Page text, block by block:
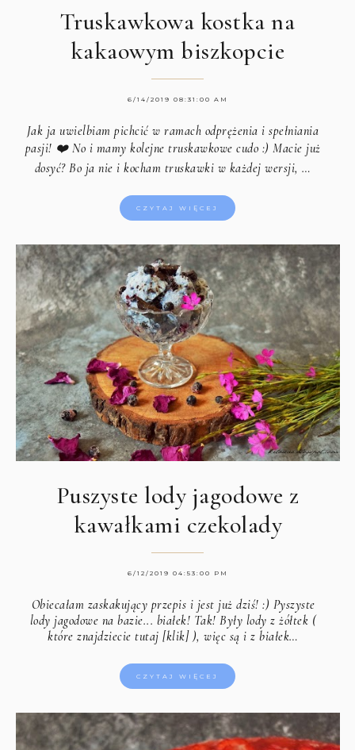
Truskawkowa kostka na
kakaowym biszkopcie
6/14/2019 08:31:00 AM
Jak ja uwielbiam pichcić w ramach odprężenia i spełniania
pasji! ❤️ No i mamy kolejne truskawkowe cudo :) Macie już
dosyć? Bo ja nie i kocham truskawki w każdej wersji, …
CZYTAJ WIĘCEJ
Puszyste lody jagodowe z
kawałkami czekolady
6/12/2019 04:53:00 PM
Obiecałam zaskakujący przepis i jest już dziś! :) Pyszyste
lody jagodowe na bazie... białek! Tak! Były lody z żółtek (
które znajdziecie tutaj [klik]), więc są i z białek…
CZYTAJ WIĘCEJ